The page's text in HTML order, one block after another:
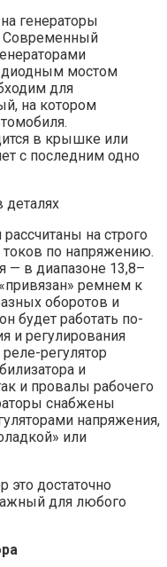
генераторы
Современный
диодным мостом
для
на котором
в крышке или
с последним одно
деталях
на строго
по напряжению.
— в диапазоне 13,8–
ремнем к
оборотов и
будет работать по-
и регулирования
регулятор
и
и провалы рабочего
снабжены
напряжения,
или
это достаточно
для любого